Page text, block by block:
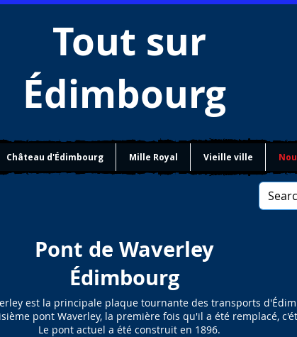
Tout sur
Édimbourg
Château d'Édimbourg Mille Royal Vieille ville
Pont de Waverley
Édimbourg
est la principale plaque tournante des transports
pont Waverley, la première fois qu'il a été remplacé,
Le pont actuel a été construit en 1896.